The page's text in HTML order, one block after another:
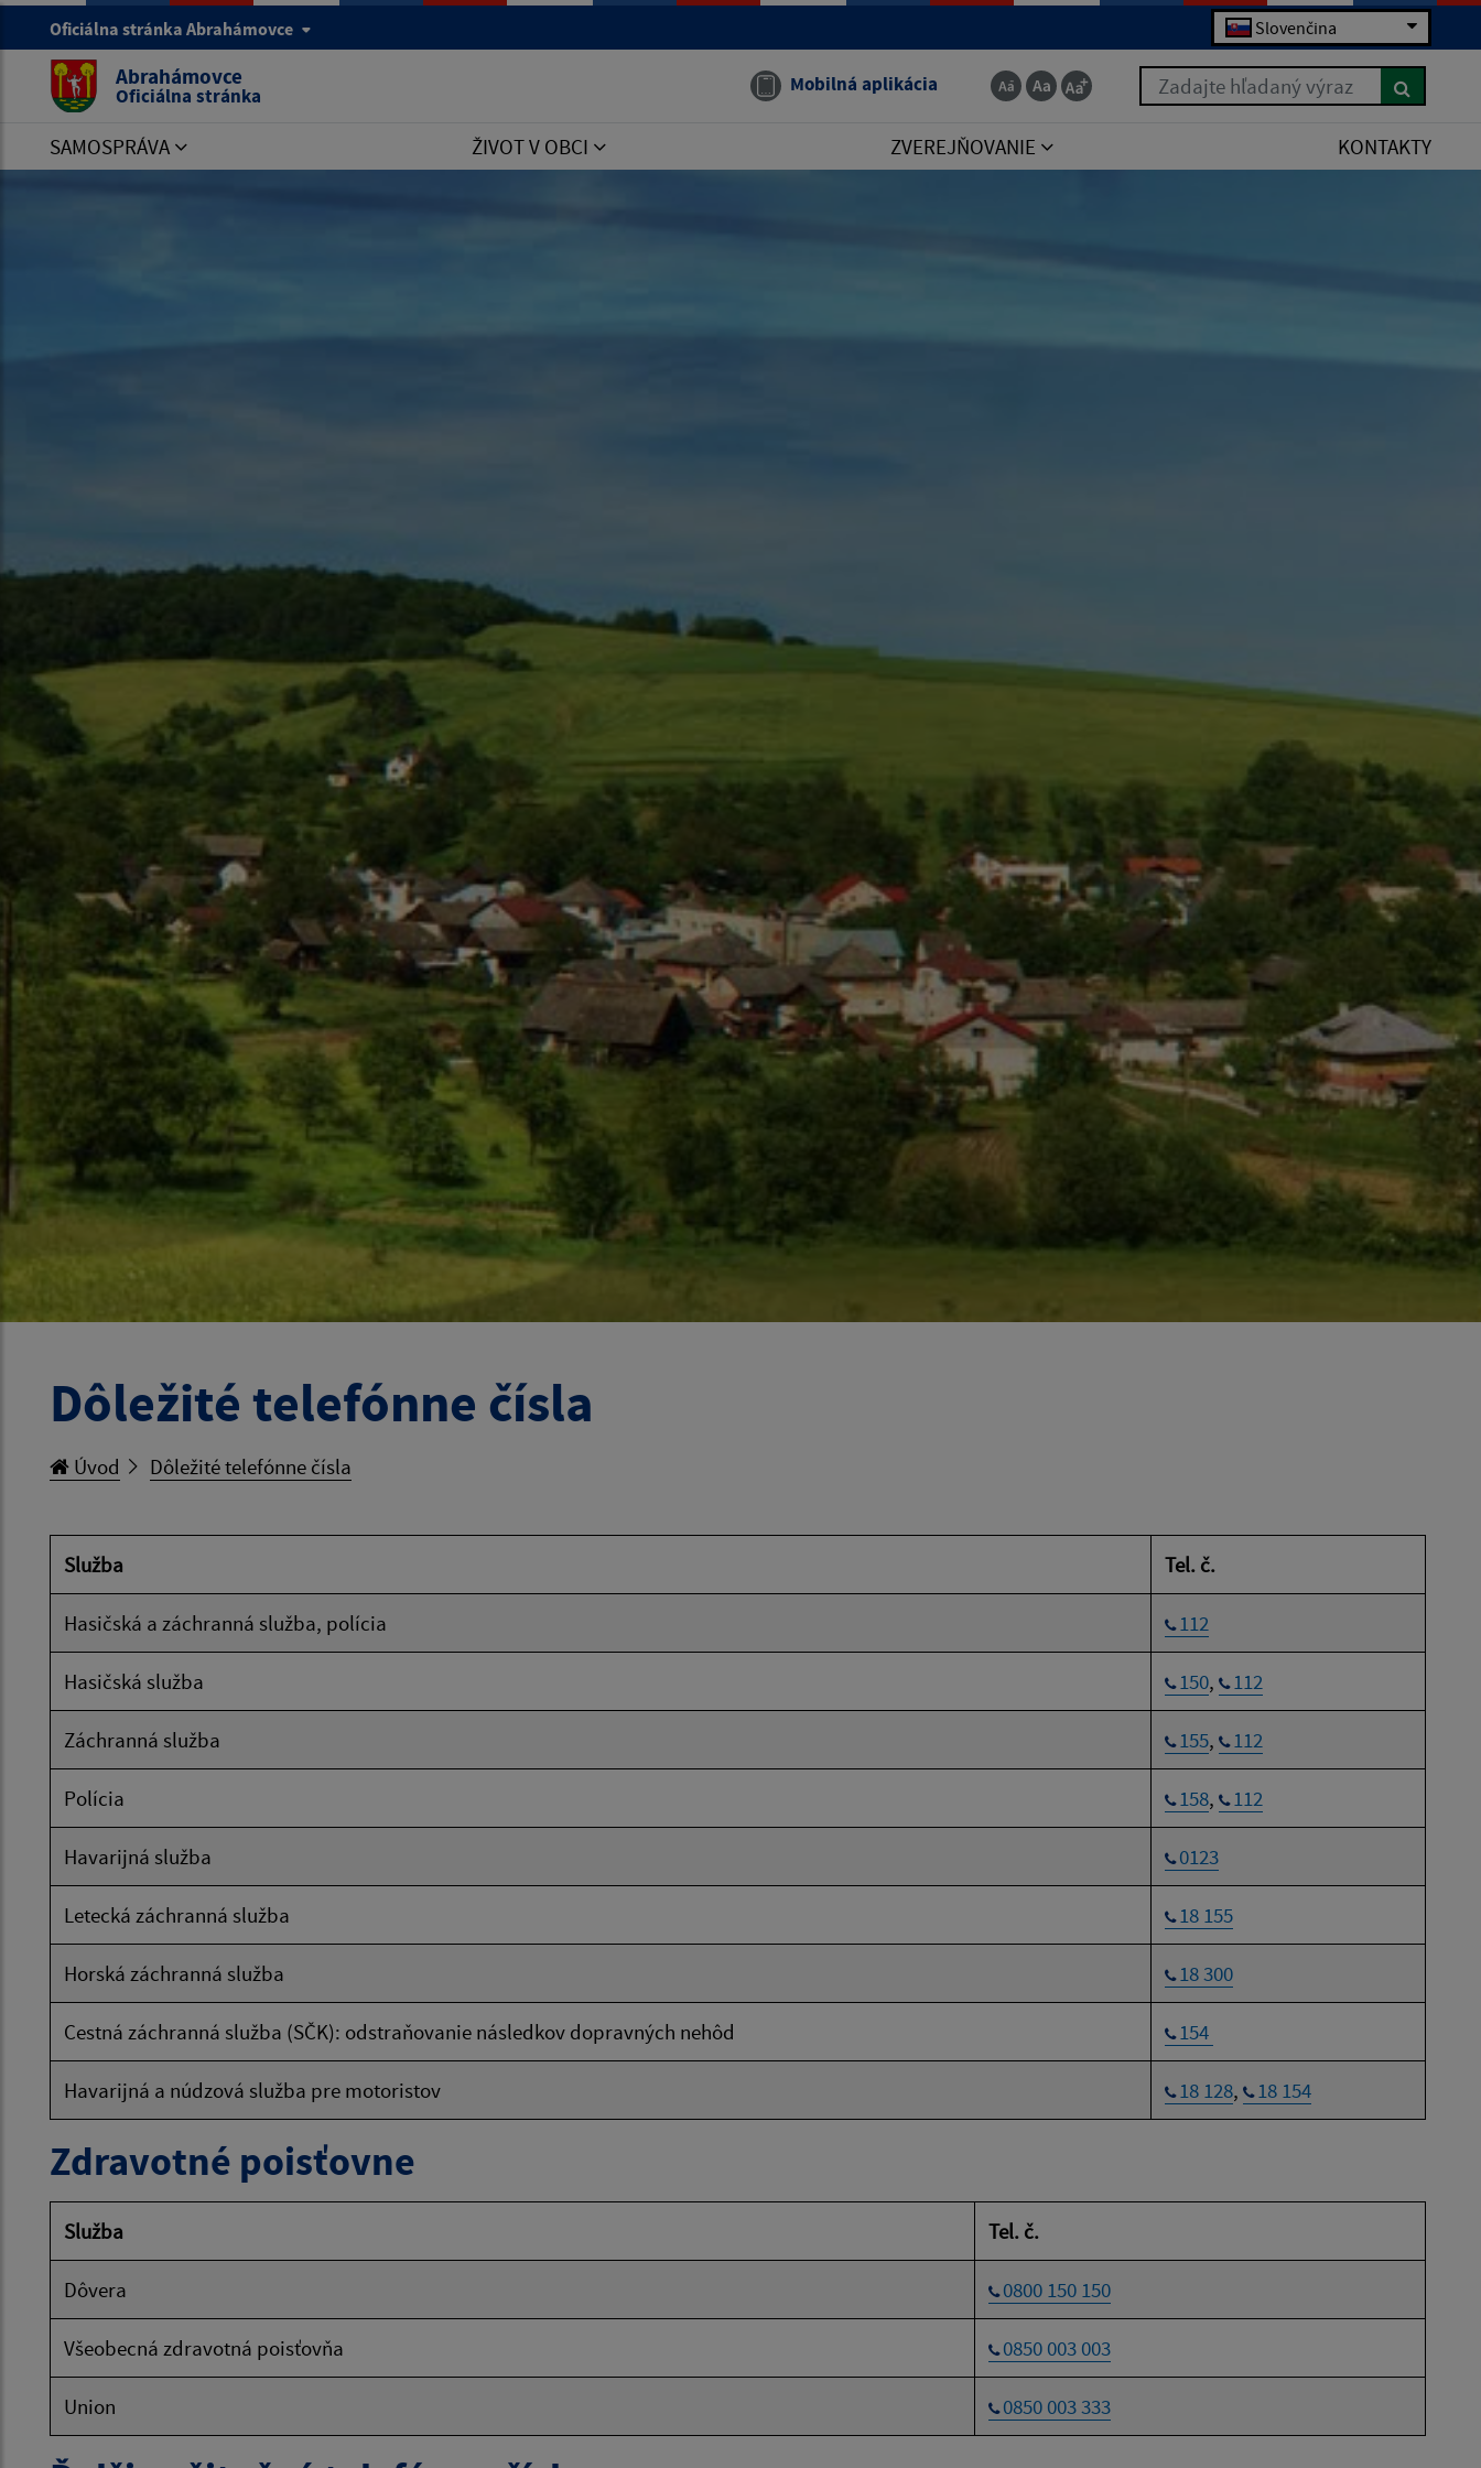
Oficiálna stránka Abrahámovce Slovenčina
Abrahámovce
Oficiálna stránka Mobilná aplikácia Zadajte hľadaný výraz
SAMOSPRÁVA ŽIVOT V OBCI ZVEREJŇOVANIE KONTAKTY
Dôležité telefónne čísla
Úvod Dôležité telefónne čísla
Služba Tel. č.
Hasičská a záchranná služba, polícia 112
Hasičská služba 150, 112
Záchranná služba 155, 112
Polícia 158, 112
Havarijná služba 0123
Letecká záchranná služba 18 155
Horská záchranná služba 18 300
Cestná záchranná služba (SČK): odstraňovanie následkov dopravných nehôd 154
Havarijná a núdzová služba pre motoristov 18 128, 18 154
Zdravotné poisťovne
Služba Tel. č.
Dôvera 0800 150 150
Všeobecná zdravotná poisťovňa 0850 003 003
Union 0850 003 333